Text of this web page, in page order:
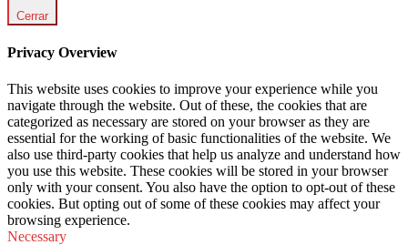
Cerrar
Privacy Overview
This website uses cookies to improve your experience while you
navigate through the website. Out of these, the cookies that are
categorized as necessary are stored on your browser as they are
essential for the working of basic functionalities of the website. We
also use third-party cookies that help us analyze and understand how
you use this website. These cookies will be stored in your browser
only with your consent. You also have the option to opt-out of these
cookies. But opting out of some of these cookies may affect your
browsing experience.
Necessary